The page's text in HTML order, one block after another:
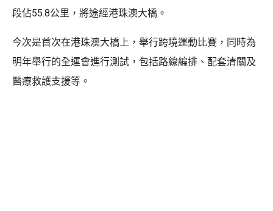
段佔55.8公里，將途經港珠澳大橋。
今次是首次在港珠澳大橋上，舉行跨境運動比賽，同時為
明年舉行的全運會進行測試，包括路線編排、配套清關及
醫療救護支援等。